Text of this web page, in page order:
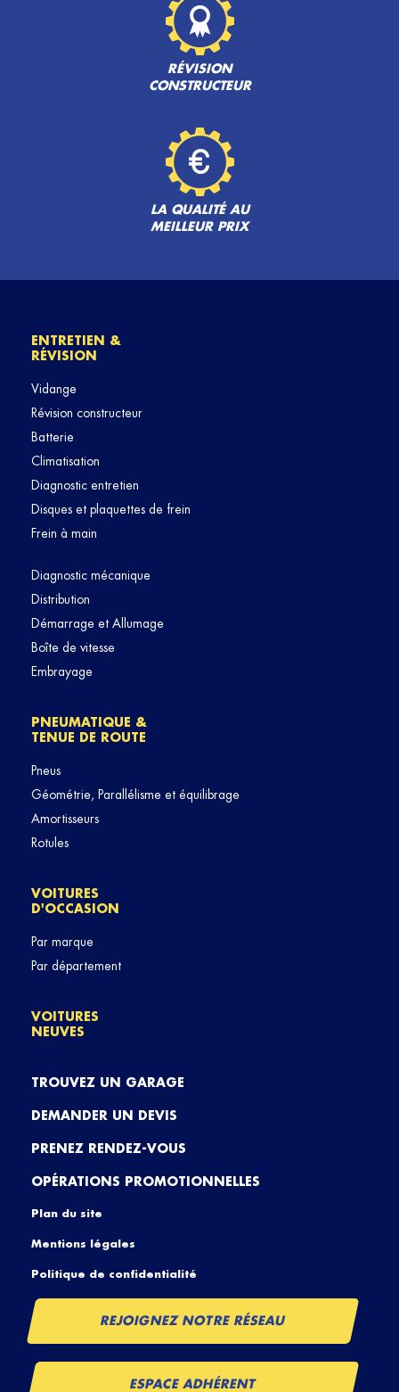
RÉVISION
CONSTRUCTEUR
LA QUALITÉ AU
MEILLEUR PRIX
ENTRETIEN &
RÉVISION
Vidange
Révision constructeur
Batterie
Climatisation
Diagnostic entretien
Disques et plaquettes de frein
Frein à main
Diagnostic mécanique
Distribution
Démarrage et Allumage
Boîte de vitesse
Embrayage
PNEUMATIQUE &
TENUE DE ROUTE
Pneus
Géométrie, Parallélisme et équilibrage
Amortisseurs
Rotules
VOITURES
D'OCCASION
Par marque
Par département
VOITURES
NEUVES
TROUVEZ UN GARAGE
DEMANDER UN DEVIS
PRENEZ RENDEZ-VOUS
OPÉRATIONS PROMOTIONNELLES
Plan du site
Mentions légales
Politique de confidentialité
REJOIGNEZ NOTRE RÉSEAU
ESPACE ADHÉRENT